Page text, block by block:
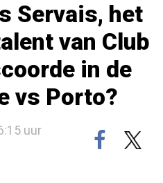
Servais, het
van Club
in de
vs Porto?
uur